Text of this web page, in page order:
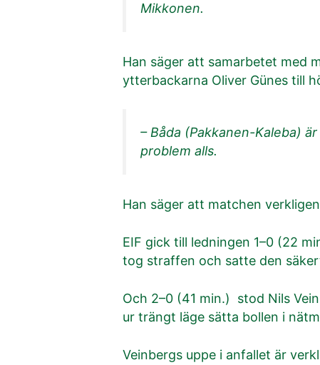
Mikkonen.
Han säger att samarbetet med
ytterbackarna Oliver Günes till
– Båda (Pakkanen-Kaleba)
problem alls.
Han säger att matchen
EIF gick till ledningen 1–0 (22
tog straffen och satte den
Och 2–0 (41 min.) stod Nils
ur trängt läge sätta bollen i
Veinbergs uppe i anfallet är